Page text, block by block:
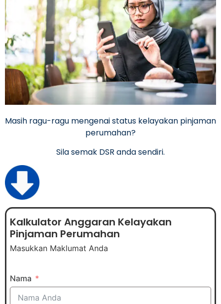
Masih ragu-ragu mengenai status kelayakan pinjaman
perumahan?
Sila semak DSR anda sendiri.
Kalkulator Anggaran Kelayakan
Pinjaman Perumahan
Masukkan Maklumat Anda
Nama